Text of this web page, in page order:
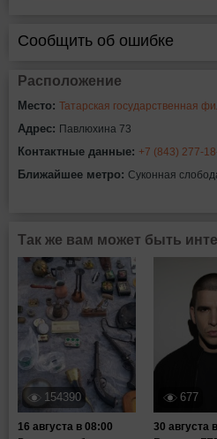
Сообщить об ошибке
Расположение
Место: Татарская государственная
Адрес: Павлюхина 73
Контактные данные: +7 (843) 277-
Ближайшее метро: Суконная
Так же вам может быть
154390
16 августа в 08:00
677
30 августа